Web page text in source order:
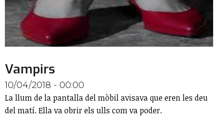
Vampirs
10/04/2018 - 00:00
La llum de la pantalla del mòbil avisava que eren les deu
del matí. Ella va obrir els ulls com va poder.